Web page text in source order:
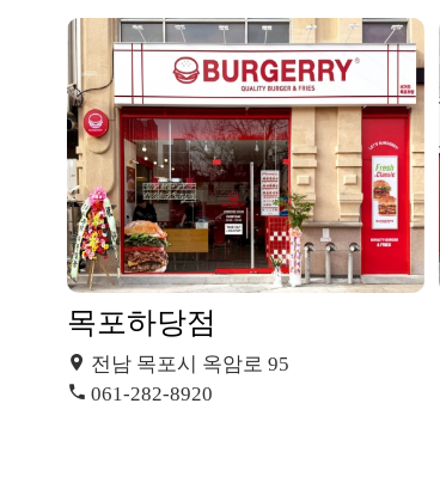
목포하당점
전남 목포시 옥암로 95
061-282-8920